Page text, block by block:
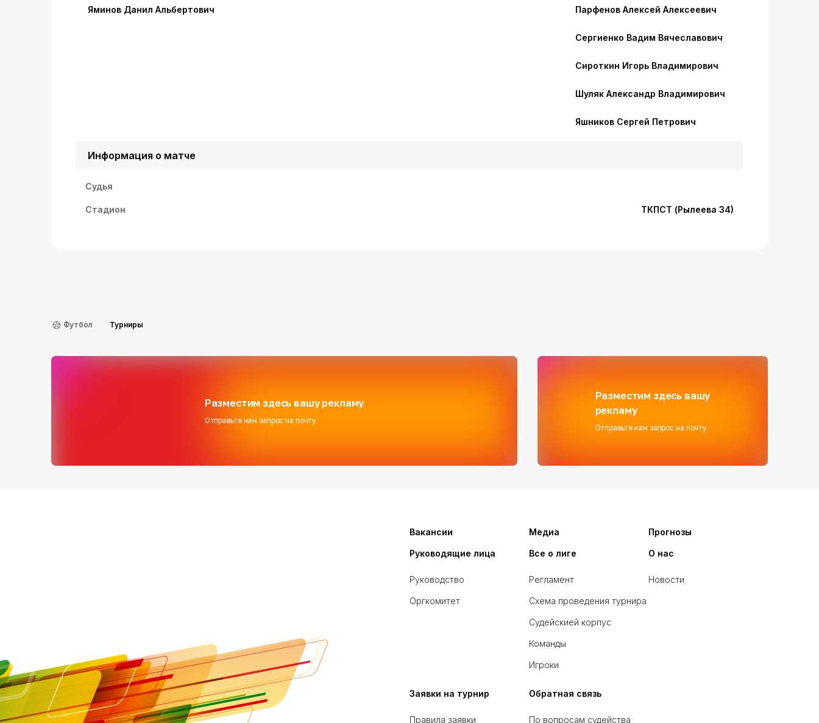
Футбол Турниры
Яминов Данил Альбертович Парфенов Алексей Алексеевич
Сергиенко Вадим Вячеславович
Сироткин Игорь Владимирович
Шуляк Александр Владимирович
Яшников Сергей Петрович
Информация о матче
Судья
Стадион ТКПСТ (Рылеева 34)
Разместим здесь вашу рекламу
Отправьте нам запрос на почту
Разместим здесь вашу
рекламу
Отправьте нам запрос на почту
Все о лиге
Регламент
Схема проведения турнира
Судейскией корпус
Команды
Игроки
Заявки на турнир
Правила заявки
Медиа Прогнозы
О нас
Новости
Вакансии
Руководящие лица
Руководство
Оргкомитет
Обратная связь
По вопросам судейства